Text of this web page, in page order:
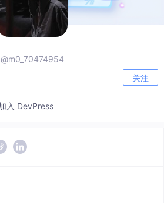
@m0_70474954
关注
入 DevPress